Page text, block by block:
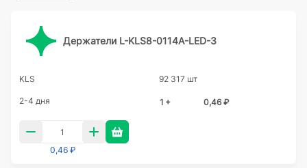
Держатели L-KLS8-0114A-LED-3
KLS 92 317 шт
2-4 дня 1 + 0,46 ₽
0,46 ₽